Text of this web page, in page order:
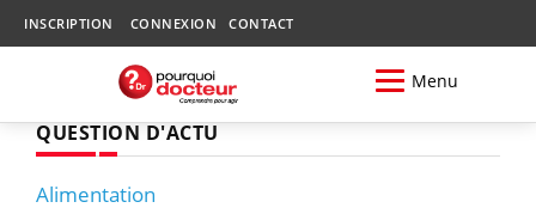
INSCRIPTION CONNEXION CONTACT
Menu
QUESTION D'ACTU
Alimentation